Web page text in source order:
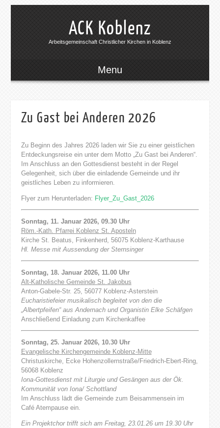
ACK Koblenz
Arbeitsgemeinschaft Christlicher Kirchen in Koblenz
Menu
Zu Gast bei Anderen 2026
Zu Beginn des Jahres 2026 laden wir Sie zu einer geistlichen
Entdeckungsreise ein unter dem Motto „Zu Gast bei Anderen“.
Im Anschluss an den Gottesdienst besteht in der Regel
Gelegenheit, sich über die einladende Gemeinde und ihr
geistliches Leben zu informieren.
Flyer zum Herunterladen: Flyer_Zu_Gast_2026
Sonntag, 11. Januar 2026, 09.30 Uhr
Röm.-Kath. Pfarrei Koblenz St. Aposteln
Kirche St. Beatus, Finkenherd, 56075 Koblenz-Karthause
Hl. Messe mit Aussendung der Sternsinger
Sonntag, 18. Januar 2026, 11.00 Uhr
Alt-Katholische Gemeinde St. Jakobus
Anton-Gabele-Str. 25, 56077 Koblenz-Asterstein
Eucharistiefeier musikalisch begleitet von den die
„Albertpfeifen“ aus Andernach und Organistin Elke Schäfgen
Anschließend Einladung zum Kirchenkaffee
Sonntag, 25. Januar 2026, 10.30 Uhr
Evangelische Kirchengemeinde Koblenz-Mitte
Christuskirche, Ecke Hohenzollernstraße/Friedrich-Ebert-Ring,
56068 Koblenz
Iona-Gottesdienst mit Liturgie und Gesängen aus der Ök.
Kommunität von Iona/ Schottland
Im Anschluss lädt die Gemeinde zum Beisammensein im
Café Atempause ein.
Ein Projektchor trifft sich am Freitag, 23.01.26 um 19.30 Uhr